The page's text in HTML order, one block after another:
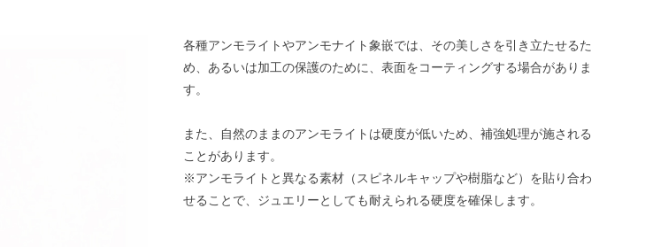
各種アンモライトやアンモナイト象嵌では、その美しさを引き立たせるた
め、あるいは加工の保護のために、表面をコーティングする場合がありま
す。
また、自然のままのアンモライトは硬度が低いため、補強処理が施される
ことがあります。
※アンモライトと異なる素材（スピネルキャップや樹脂など）を貼り合わ
せることで、ジュエリーとしても耐えられる硬度を確保します。